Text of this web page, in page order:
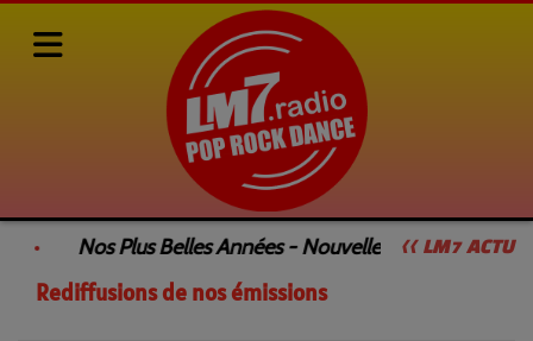
<< LM7 ACTU
Nos Plus Belles Années - Nouvelle Émission
Rediffusions de nos émissions
Rediffusions de nos émissions
RSS